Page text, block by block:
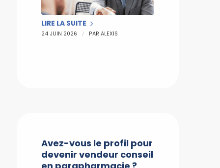
LIRE LA SUITE
24 JUIN 2026 / PAR ALEXIS
Avez-vous le profil pour
devenir vendeur conseil